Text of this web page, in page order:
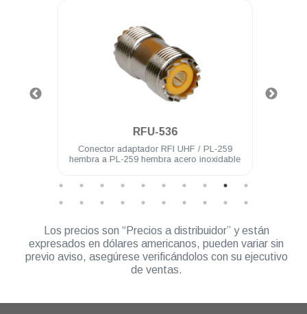
RFU-536
Conector adaptador RFI UHF / PL-259
hembra a PL-259 hembra acero inoxidable
Los precios son “Precios a distribuidor” y están
expresados en dólares americanos, pueden variar sin
previo aviso, asegúrese verificándolos con su ejecutivo
de ventas.